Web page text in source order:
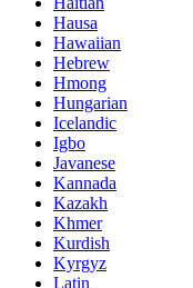
Hausa
Hawaiian
Hebrew
Hmong
Hungarian
Icelandic
Igbo
Javanese
Kannada
Kazakh
Khmer
Kurdish
Kyrgyz
Latin